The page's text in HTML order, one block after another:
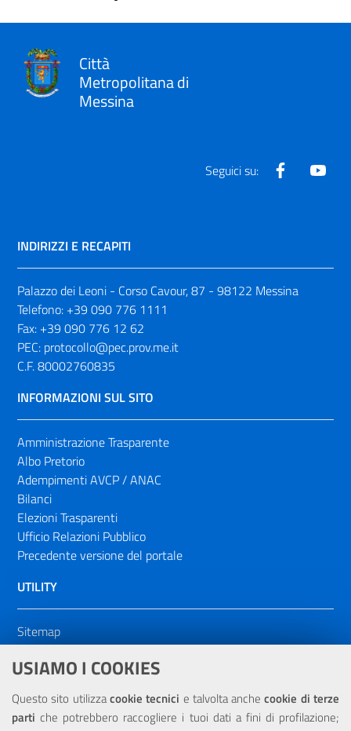
USIAMO I COOKIES
Questo sito utilizzacookie tecnici e talvolta anchecookie di terze
parti che potrebbero raccogliere i tuoi dati a fini di profilazione;
Città
Metropolitana di
Messina
Seguici su: Facebook
INDIRIZZI E RECAPITI
Palazzo dei Leoni - Corso Cavour, 87 - 98122 Messina
Telefono: +39 090 776 1111
Fax: +39 090 776 12 62
PEC: protocollo@pec.prov.me.it
C.F. 80002760835
INFORMAZIONI SUL SITO
Amministrazione Trasparente
Albo Pretorio
Adempimenti AVCP / ANAC
Bilanci
Elezioni Trasparenti
Ufficio Relazioni Pubblico
Precedente versione del portale
UTILITY
Sitemap
Dichiarazione di accessibilità
NOTE LEGALI
Privacy